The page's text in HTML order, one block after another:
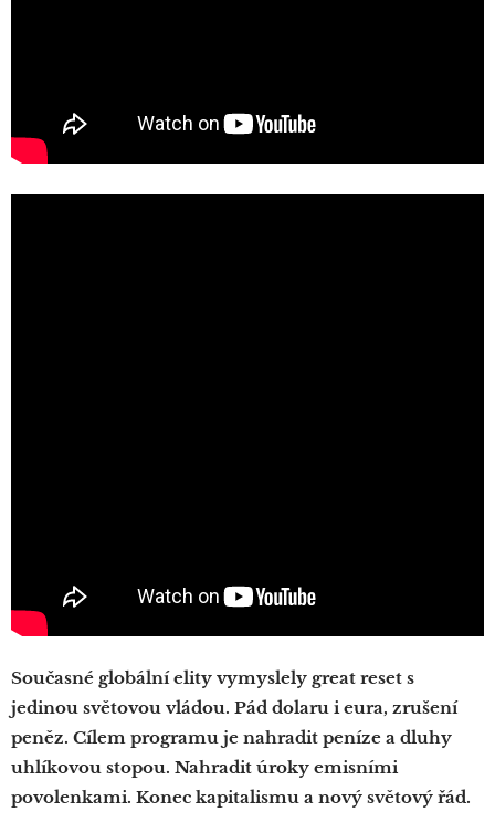
Současné globální elity vymyslely great reset s
jedinou světovou vládou. Pád dolaru i eura, zrušení
peněz. Cílem programu je nahradit peníze a dluhy
uhlíkovou stopou. Nahradit úroky emisními
povolenkami. Konec kapitalismu a nový světový řád.